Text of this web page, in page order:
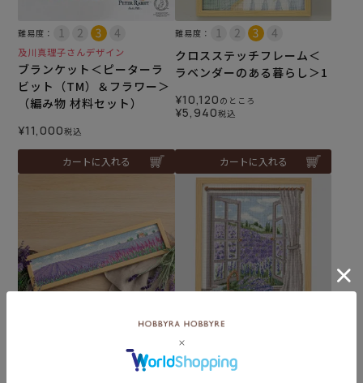
難易度：
及川真理子さんデザイン
ブランケット＜ピーターラ
ビット（TM）＆フラワー＞
（編み物 材料セット）
¥11,000税込
カートに入れる
難易度：
クロスステッチフレーム＜
ラベンダーのある暮らし＞1
¥10,120 のところ
¥5,940税込
カートに入れる
クロスステッチフレーム＜
難易度：
クロスステッチフレーム＜